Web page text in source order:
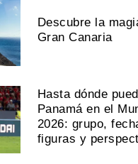
Descubre la
Gran Canaria
Hasta dónde
Panamá en el
2026: grupo,
figuras y